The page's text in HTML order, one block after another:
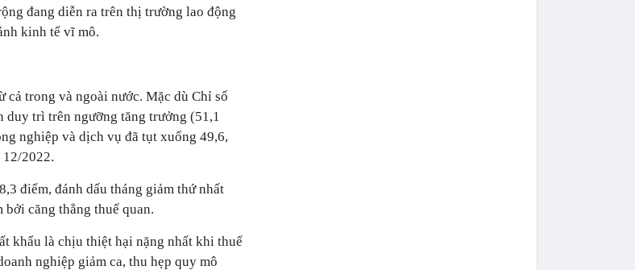
đang diễn ra trên thị trường lao động
kinh tế vĩ mô.
cả trong và ngoài nước. Mặc dù Chỉ số
duy trì trên ngưỡng tăng trưởng (51,1
nghiệp và dịch vụ đã tụt xuống 49,6,
2022.
điểm, đánh dấu tháng giảm thứ nhất
căng thẳng thuế quan.
khẩu là chịu thiệt hại nặng nhất khi thuế
nghiệp giảm ca, thu hẹp quy mô